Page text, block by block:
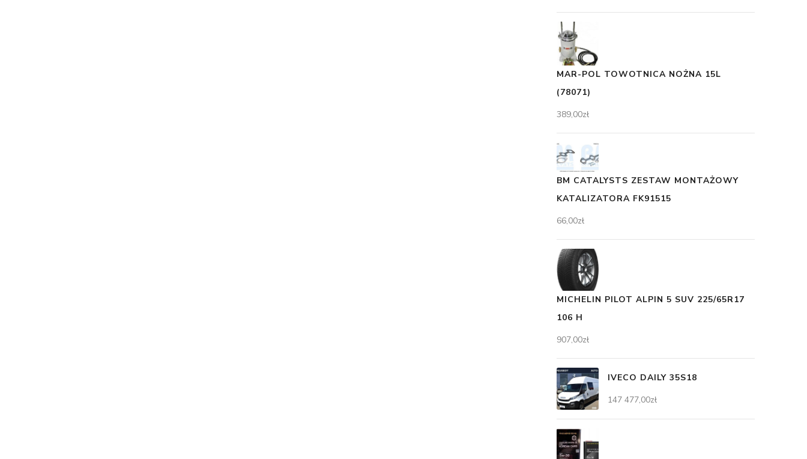
MAR-POL TOWOTNICA NOŻNA 15L
(78071)
389,00zł
BM CATALYSTS ZESTAW MONTAŻOWY
KATALIZATORA FK91515
66,00zł
MICHELIN PILOT ALPIN 5 SUV 225/65R17
106 H
907,00zł
IVECO DAILY 35S18
147 477,00zł